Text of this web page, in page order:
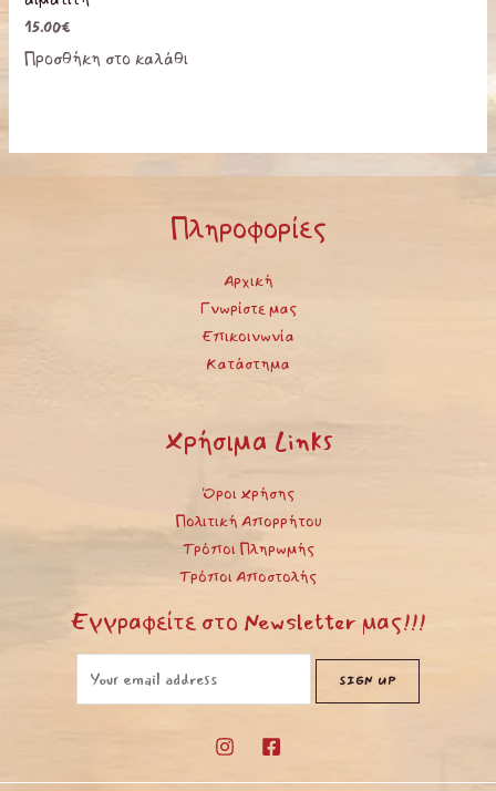
15.00€
Προσθήκη στο καλάθι
Πληροφορίες
Αρχική
Γνωρίστε μας
Επικοινωνία
Κατάστημα
Χρήσιμα Links
Όροι Χρήσης
Πολιτική Απορρήτου
Τρόποι Πληρωμής
Τρόποι Αποστολής
Εγγραφείτε στο Newsletter μας!!!